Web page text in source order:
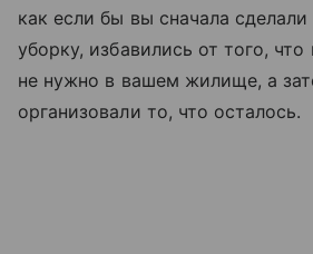
как если бы вы сначала сделали
уборку, избавились от того,
не нужно в вашем жилище, а
организовали то, что осталось.